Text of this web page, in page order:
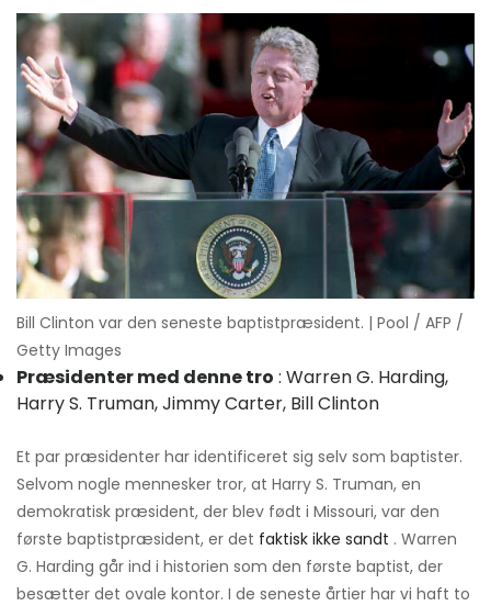
Bill Clinton var den seneste baptistpræsident. | Pool / AFP /
Getty Images
Præsidenter med denne tro : Warren G. Harding,
Harry S. Truman, Jimmy Carter, Bill Clinton
Et par præsidenter har identificeret sig selv som baptister.
Selvom nogle mennesker tror, ​​at Harry S. Truman, en
demokratisk præsident, der blev født i Missouri, var den
første baptistpræsident, er det faktisk ikke sandt . Warren
G. Harding går ind i historien som den første baptist, der
besætter det ovale kontor. I de seneste årtier har vi haft to